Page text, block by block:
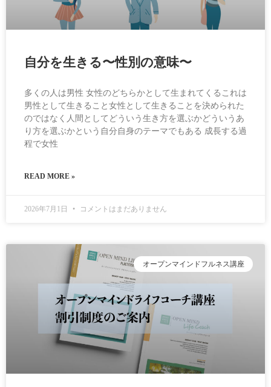
自分を生きる〜性別の意味〜
多くの人は男性 女性のどちらかとして生まれてくるこれは
男性として生きること女性として生きることを決められた
のではなく人間としてどういう生き方を選ぶかどういうあ
り方を選ぶかという自分自身のテーマでもある 成長する過
程で女性
READ MORE »
2026年7月1日 コメントはまだありません
オープンマインドフルネス講座